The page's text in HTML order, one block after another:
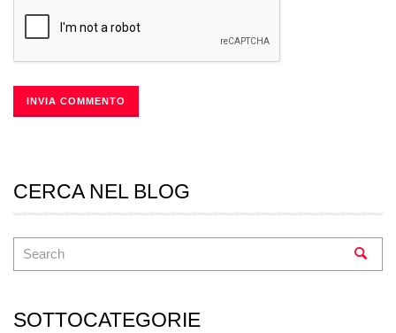
CERCA NEL BLOG
SOTTOCATEGORIE